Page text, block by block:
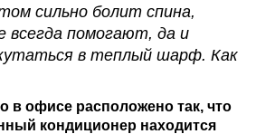
сильно болит спина,
всегда помогают, да и
в теплый шарф. Как
в офисе расположено так, что
кондиционер находится